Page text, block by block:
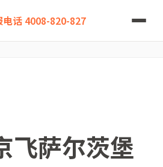
电话 4008-820-827
怎么选：各航司执飞机型与座位舒适
飞萨尔茨堡